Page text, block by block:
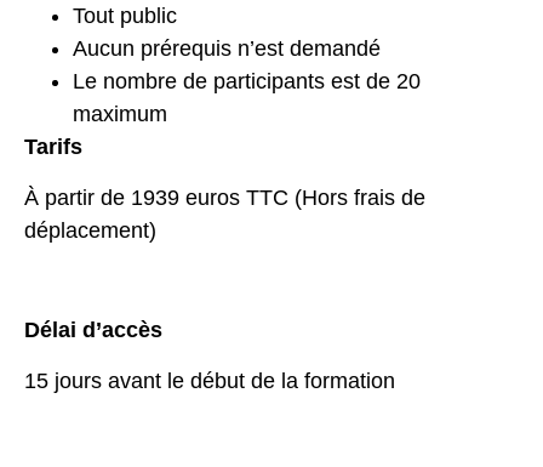
Tout public
Aucun prérequis n’est demandé
Le nombre de participants est de 20
maximum
Tarifs
À partir de 1939 euros TTC (Hors frais de
déplacement)
Délai d’accès
15 jours avant le début de la formation